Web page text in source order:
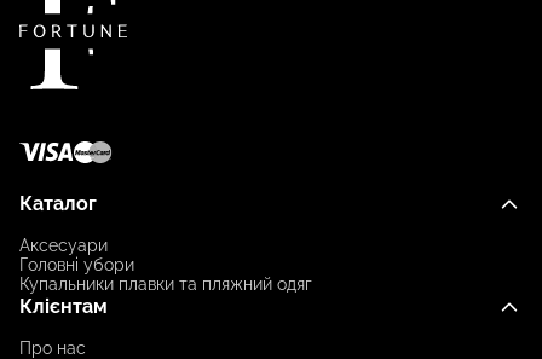
Каталог
Аксесуари
Головні убори
Купальники плавки та пляжний одяг
Клієнтам
Про нас